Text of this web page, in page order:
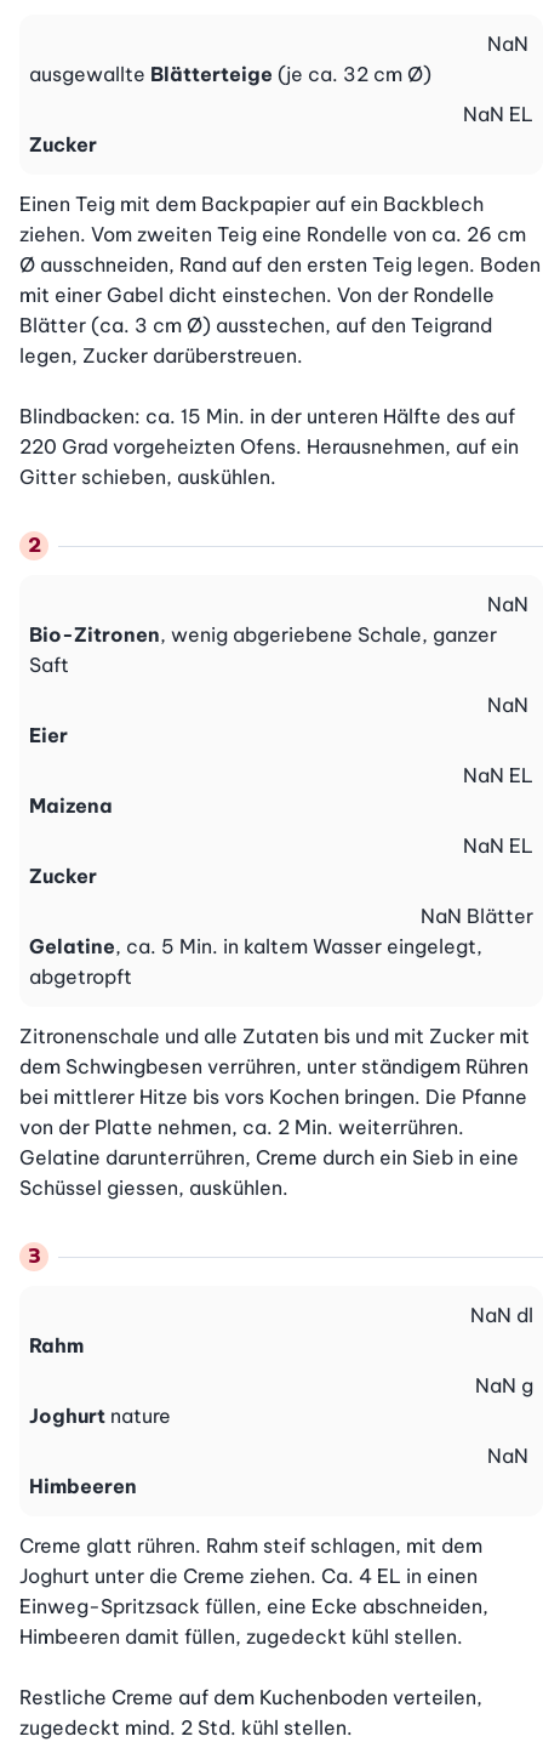
ausgewallte Blätterteige (je ca. 32 cm Ø)
NaN
Zucker
NaN EL
Einen Teig mit dem Backpapier auf ein Backblech
ziehen. Vom zweiten Teig eine Rondelle von ca. 26 cm
Ø ausschneiden, Rand auf den ersten Teig legen. Boden
mit einer Gabel dicht einstechen. Von der Rondelle
Blätter (ca. 3 cm Ø) ausstechen, auf den Teigrand
legen, Zucker darüberstreuen.
Blindbacken: ca. 15 Min. in der unteren Hälfte des auf
220 Grad vorgeheizten Ofens. Herausnehmen, auf ein
Gitter schieben, auskühlen.
Bio-Zitronen, wenig abgeriebene Schale, ganzer
Saft
NaN
Eier
NaN
Maizena
NaN EL
Zucker
NaN EL
Gelatine, ca. 5 Min. in kaltem Wasser eingelegt,
abgetropft
NaN Blätter
Zitronenschale und alle Zutaten bis und mit Zucker mit
dem Schwingbesen verrühren, unter ständigem Rühren
bei mittlerer Hitze bis vors Kochen bringen. Die Pfanne
von der Platte nehmen, ca. 2 Min. weiterrühren.
Gelatine darunterrühren, Creme durch ein Sieb in eine
Schüssel giessen, auskühlen.
Rahm
NaN dl
Joghurt nature
NaN g
Himbeeren
NaN
Creme glatt rühren. Rahm steif schlagen, mit dem
Joghurt unter die Creme ziehen. Ca. 4 EL in einen
Einweg-Spritzsack füllen, eine Ecke abschneiden,
Himbeeren damit füllen, zugedeckt kühl stellen.
Restliche Creme auf dem Kuchenboden verteilen,
zugedeckt mind. 2 Std. kühl stellen.